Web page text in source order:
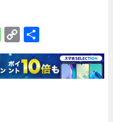
Li
n
e
C
o
p
y
有